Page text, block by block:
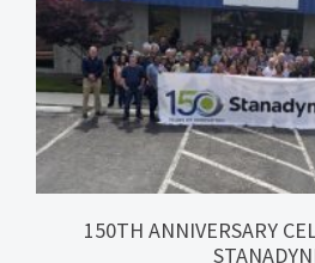
150TH ANNIVERSARY